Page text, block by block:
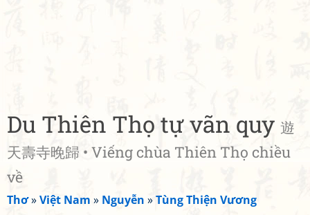
Du Thiên Thọ tự vãn quy 遊
天壽寺晚歸 • Viếng chùa Thiên Thọ chiều
về
Thơ»Việt Nam » Nguyễn »Tùng Thiện Vương